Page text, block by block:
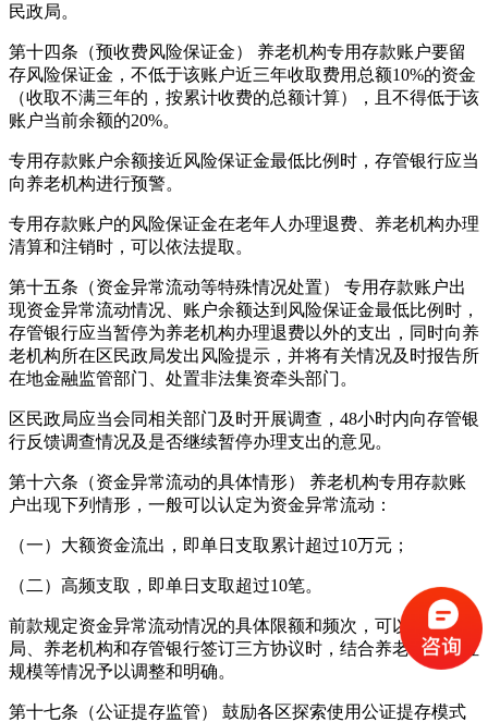
民政局。
第十四条（预收费风险保证金） 养老机构专用存款账户要留
存风险保证金，不低于该账户近三年收取费用总额10%的资金
（收取不满三年的，按累计收费的总额计算），且不得低于该
账户当前余额的20%。
专用存款账户余额接近风险保证金最低比例时，存管银行应当
向养老机构进行预警。
专用存款账户的风险保证金在老年人办理退费、养老机构办理
清算和注销时，可以依法提取。
第十五条（资金异常流动等特殊情况处置） 专用存款账户出
现资金异常流动情况、账户余额达到风险保证金最低比例时，
存管银行应当暂停为养老机构办理退费以外的支出，同时向养
老机构所在区民政局发出风险提示，并将有关情况及时报告所
在地金融监管部门、处置非法集资牵头部门。
区民政局应当会同相关部门及时开展调查，48小时内向存管银
行反馈调查情况及是否继续暂停办理支出的意见。
第十六条（资金异常流动的具体情形） 养老机构专用存款账
户出现下列情形，一般可以认定为资金异常流动：
（一）大额资金流出，即单日支取累计超过10万元；
（二）高频支取，即单日支取超过10笔。
前款规定资金异常流动情况的具体限额和频次，可以由区民政
局、养老机构和存管银行签订三方协议时，结合养老机构床位
规模等情况予以调整和明确。
第十七条（公证提存监管） 鼓励各区探索使用公证提存模式